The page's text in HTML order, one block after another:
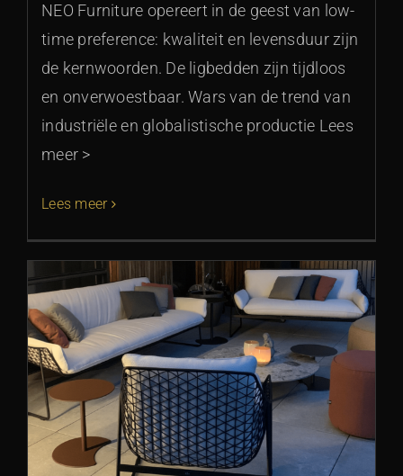
NEO Furniture opereert in de geest van low-
time preference: kwaliteit en levensduur zijn
de kernwoorden. De ligbedden zijn tijdloos
en onverwoestbaar. Wars van de trend van
industriële en globalistische productie Lees
meer >
Lees meer